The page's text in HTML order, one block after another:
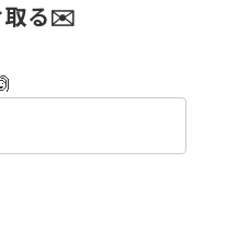
取る✉️